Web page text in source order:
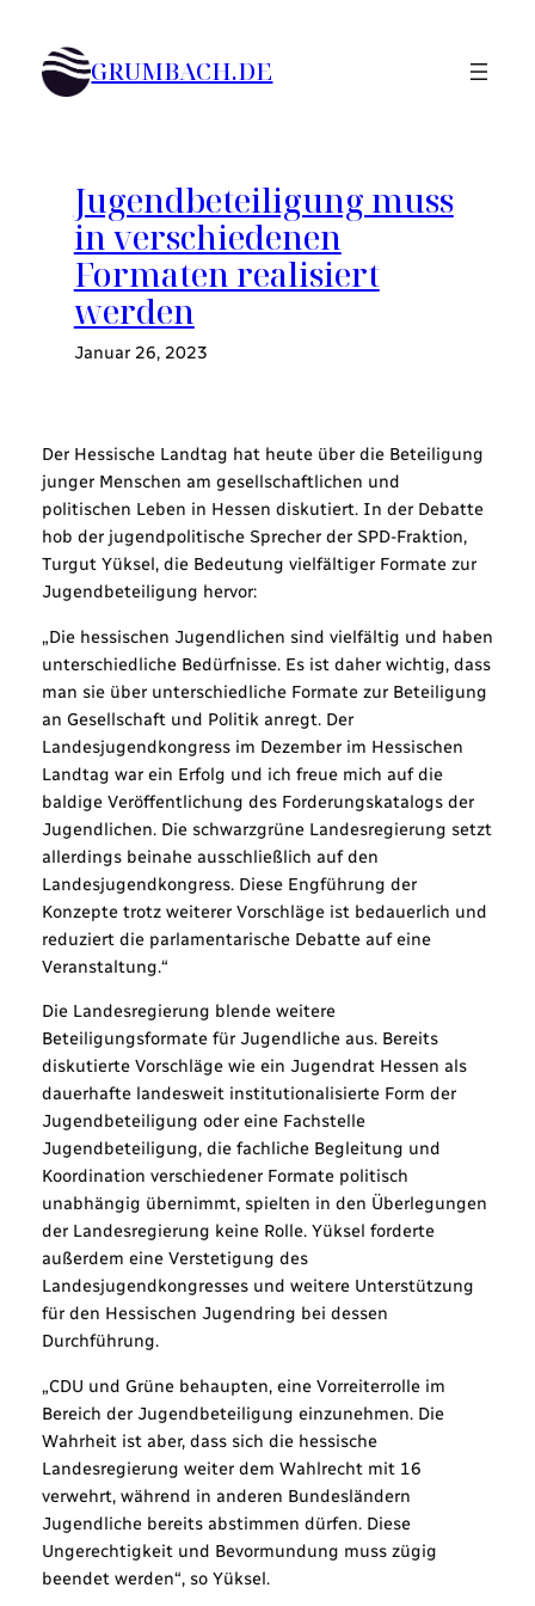
Inhalt
springen GRUMBACH.DE
Jugendbeteiligung muss
in verschiedenen
Formaten realisiert
werden
Januar 26, 2023
Der Hessische Landtag hat heute über die Beteiligung
junger Menschen am gesellschaftlichen und
politischen Leben in Hessen diskutiert. In der Debatte
hob der jugendpolitische Sprecher der SPD-Fraktion,
Turgut Yüksel, die Bedeutung vielfältiger Formate zur
Jugendbeteiligung hervor:
„Die hessischen Jugendlichen sind vielfältig und haben
unterschiedliche Bedürfnisse. Es ist daher wichtig, dass
man sie über unterschiedliche Formate zur Beteiligung
an Gesellschaft und Politik anregt. Der
Landesjugendkongress im Dezember im Hessischen
Landtag war ein Erfolg und ich freue mich auf die
baldige Veröffentlichung des Forderungskatalogs der
Jugendlichen. Die schwarzgrüne Landesregierung setzt
allerdings beinahe ausschließlich auf den
Landesjugendkongress. Diese Engführung der
Konzepte trotz weiterer Vorschläge ist bedauerlich und
reduziert die parlamentarische Debatte auf eine
Veranstaltung.“
Die Landesregierung blende weitere
Beteiligungsformate für Jugendliche aus. Bereits
diskutierte Vorschläge wie ein Jugendrat Hessen als
dauerhafte landesweit institutionalisierte Form der
Jugendbeteiligung oder eine Fachstelle
Jugendbeteiligung, die fachliche Begleitung und
Koordination verschiedener Formate politisch
unabhängig übernimmt, spielten in den Überlegungen
der Landesregierung keine Rolle. Yüksel forderte
außerdem eine Verstetigung des
Landesjugendkongresses und weitere Unterstützung
für den Hessischen Jugendring bei dessen
Durchführung.
„CDU und Grüne behaupten, eine Vorreiterrolle im
Bereich der Jugendbeteiligung einzunehmen. Die
Wahrheit ist aber, dass sich die hessische
Landesregierung weiter dem Wahlrecht mit 16
verwehrt, während in anderen Bundesländern
Jugendliche bereits abstimmen dürfen. Diese
Ungerechtigkeit und Bevormundung muss zügig
beendet werden“, so Yüksel.